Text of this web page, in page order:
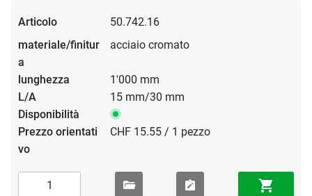
50.742.16
acciaio cromato
1'000 mm
15 mm/30 mm
CHF 15.55 / 1 pezzo